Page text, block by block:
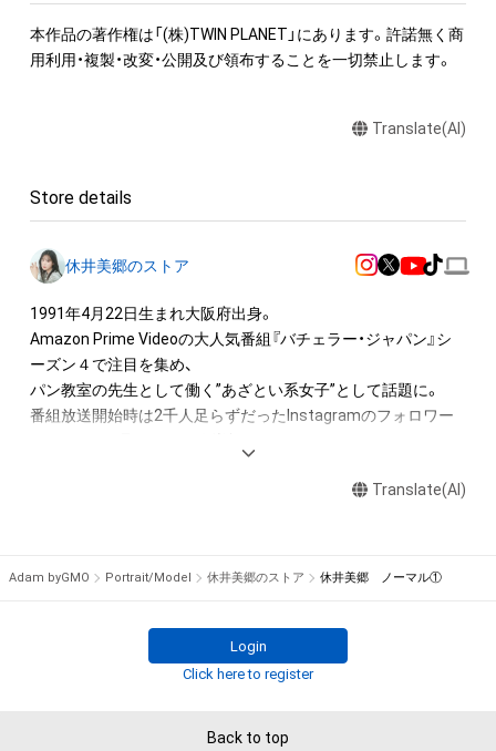
本作品の著作権は「(株)TWIN PLANET」にあります。許諾無く商
用利用・複製・改変・公開及び領布することを一切禁止します。
Translate(AI)
Store details
休井美郷のストア
1991年4月22日生まれ大阪府出身。
Amazon Prime Videoの大人気番組『バチェラー・ジャパン』シ
ーズン４で注目を集め、
パン教室の先生として働く”あざとい系女子”として話題に。
番組放送開始時は2千人足らずだったInstagramのフォロワー
特別なカットや動画がランダムで当たるキャンペーン、是非ア
Translate(AI)
Adam byGMO Portrait/Model 休井美郷のストア 休井美郷 ノーマル①
Login
Click here to register
Back to top